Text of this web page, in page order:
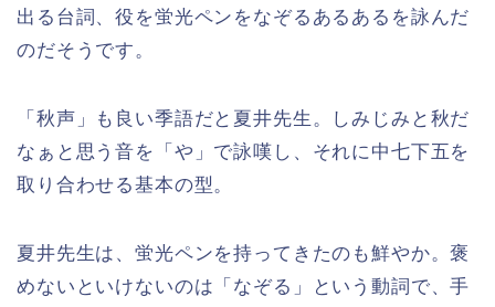
出る台詞、役を蛍光ペンをなぞるあるあるを詠んだ
のだそうです。
「秋声」も良い季語だと夏井先生。しみじみと秋だ
なぁと思う音を「や」で詠嘆し、それに中七下五を
取り合わせる基本の型。
夏井先生は、蛍光ペンを持ってきたのも鮮やか。褒
めないといけないのは「なぞる」という動詞で、手